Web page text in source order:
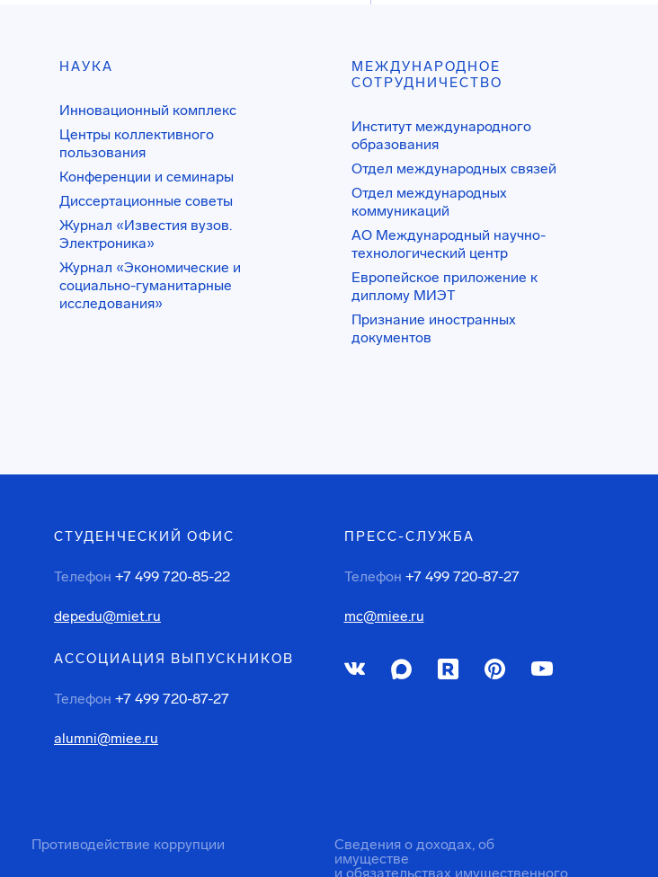
НАУКА
Инновационный комплекс
Центры коллективного
пользования
Конференции и семинары
Диссертационные советы
Журнал «Известия вузов.
Электроника»
Журнал «Экономические и
социально-гуманитарные
исследования»
МЕЖДУНАРОДНОЕ
СОТРУДНИЧЕСТВО
Институт международного
образования
Отдел международных связей
Отдел международных
коммуникаций
АО Международный научно-
технологический центр
Европейское приложение к
диплому МИЭТ
Признание иностранных
документов
СТУДЕНЧЕСКИЙ ОФИС
Телефон +7 499 720-85-22
depedu@miet.ru
АССОЦИАЦИЯ ВЫПУСКНИКОВ
Телефон +7 499 720-87-27
alumni@miee.ru
ПРЕСС-СЛУЖБА
Телефон +7 499 720-87-27
mc@miee.ru
Противодействие коррупции
Сведения о доходах, об
имуществе
и обязательствах имущественного